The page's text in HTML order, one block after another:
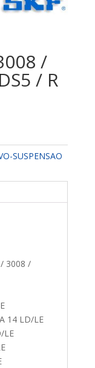
/
/ R
SUSPENSAO
3008 /
14 LD/LE
LE